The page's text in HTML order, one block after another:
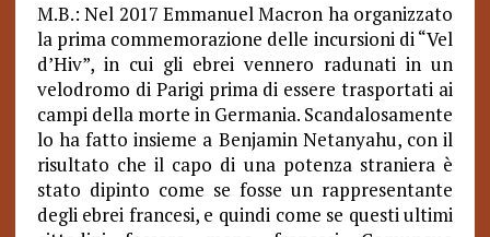
M.B.: Nel 2017 Emmanuel Macron ha organizzato
la prima commemorazione delle incursioni di “Vel
d’Hiv”, in cui gli ebrei vennero radunati in un
velodromo di Parigi prima di essere trasportati ai
campi della morte in Germania. Scandalosamente
lo ha fatto insieme a Benjamin Netanyahu, con il
risultato che il capo di una potenza straniera è
stato dipinto come se fosse un rappresentante
degli ebrei francesi, e quindi come se questi ultimi